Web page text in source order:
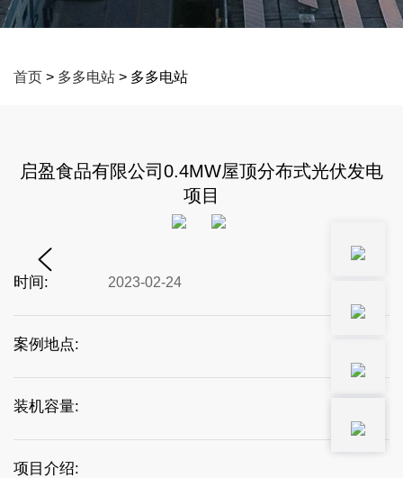
首页 > 多多电站 > 多多电站
启盈食品有限公司0.4MW屋顶分布式光伏发电
项目
时间: 2023-02-24
案例地点:
装机容量:
项目介绍: